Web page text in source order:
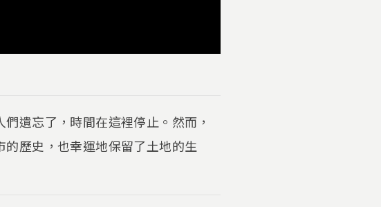
遺忘了，時間在這裡停止。然而，
歷史，也幸運地保留了土地的生